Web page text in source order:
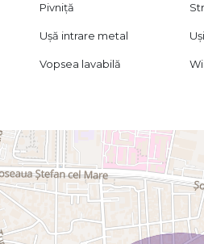
Pivniță
Ușă intrare metal
Vopsea lavabilă